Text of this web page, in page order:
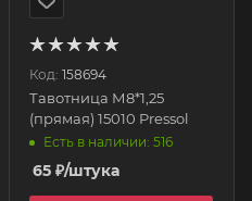
Код: 158694
Тавотница М8*1,25
(прямая) 15010 Pressol
Есть в наличии: 516
65₽/штука